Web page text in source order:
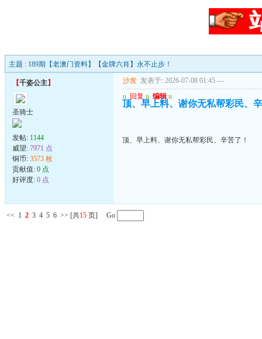
主题 : 189期【老澳门资料】【金牌六肖】永不止步！
【千姿公主】
圣骑士
发帖: 1144
威望: 7971 点
铜币: 3573 枚
贡献值: 0 点
好评度: 0 点
沙发 发表于: 2026-07-08 01:45 ---
u 回复 u 编辑 u
顶、早上料、谢你无私帮彩民、
顶、早上料、谢你无私帮彩民、辛苦了！
<< 1 2 3 4 5 6 >> [共15 页] Go